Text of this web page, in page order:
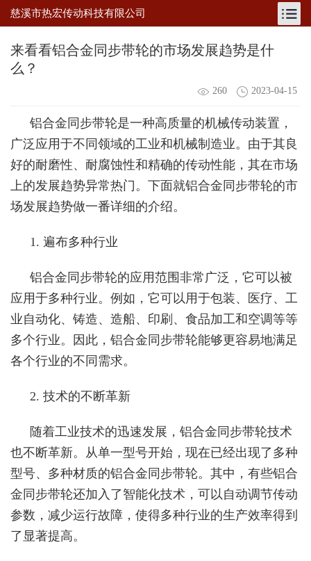
慈溪市热宏传动科技有限公司
来看看铝合金同步带轮的市场发展趋势是什
么？
260 2023-04-15
铝合金同步带轮是一种高质量的机械传动装置，
广泛应用于不同领域的工业和机械制造业。由于其良
好的耐磨性、耐腐蚀性和精确的传动性能，其在市场
上的发展趋势异常热门。下面就铝合金同步带轮的市
场发展趋势做一番详细的介绍。
1. 遍布多种行业
铝合金同步带轮的应用范围非常广泛，它可以被
应用于多种行业。例如，它可以用于包装、医疗、工
业自动化、铸造、造船、印刷、食品加工和空调等等
多个行业。因此，铝合金同步带轮能够更容易地满足
各个行业的不同需求。
2. 技术的不断革新
随着工业技术的迅速发展，铝合金同步带轮技术
也不断革新。从单一型号开始，现在已经出现了多种
型号、多种材质的铝合金同步带轮。其中，有些铝合
金同步带轮还加入了智能化技术，可以自动调节传动
参数，减少运行故障，使得多种行业的生产效率得到
了显著提高。